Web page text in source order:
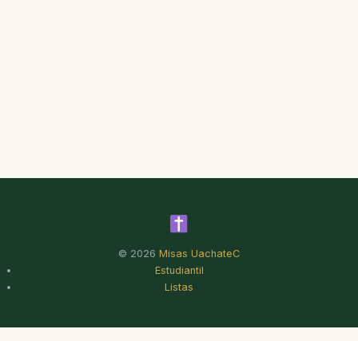
© 2026 Misas UachateC
Estudiantil
Listas